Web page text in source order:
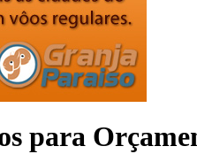
para